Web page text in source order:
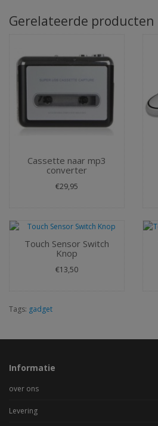
Gerelateerde producten
Cassette naar mp3
converter
€29,95
Touch Sensor Switch
Knop
€13,50
Tags: gadget
Informatie
over ons
Levering